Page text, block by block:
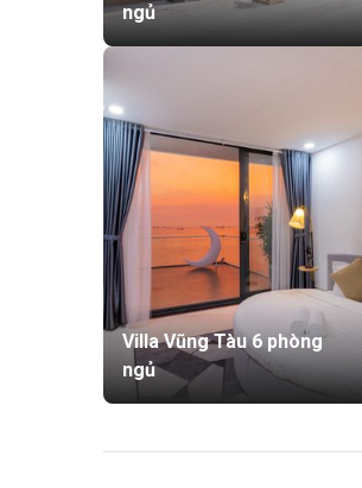
ngủ
Villa Vũng Tàu 6 phòng
ngủ